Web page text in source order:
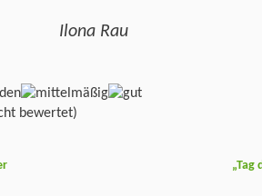
Ilona Rau
bewertet)
„Tag